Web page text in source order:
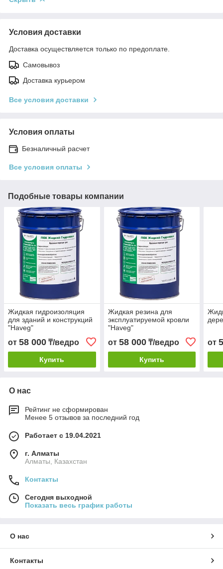
Условия доставки
Доставка осуществляется только по предоплате.
Самовывоз
Доставка курьером
Все условия доставки
Условия оплаты
Безналичный расчет
Все условия оплаты
Подобные товары компании
Жидкая гидроизоляция
для зданий и конструкций
"Haveg"
от 58 000 ₸/ведро
Купить
Жидкая резина для
эксплуатируемой кровли
"Haveg"
от 58 000₸/ведро
Купить
от
О нас
Рейтинг не сформирован
Менее 5 отзывов за последний год
Работает с 19.04.2021
г. Алматы
Алматы, Казахстан
Контакты
Сегодня выходной
Показать весь график работы
О нас
Контакты